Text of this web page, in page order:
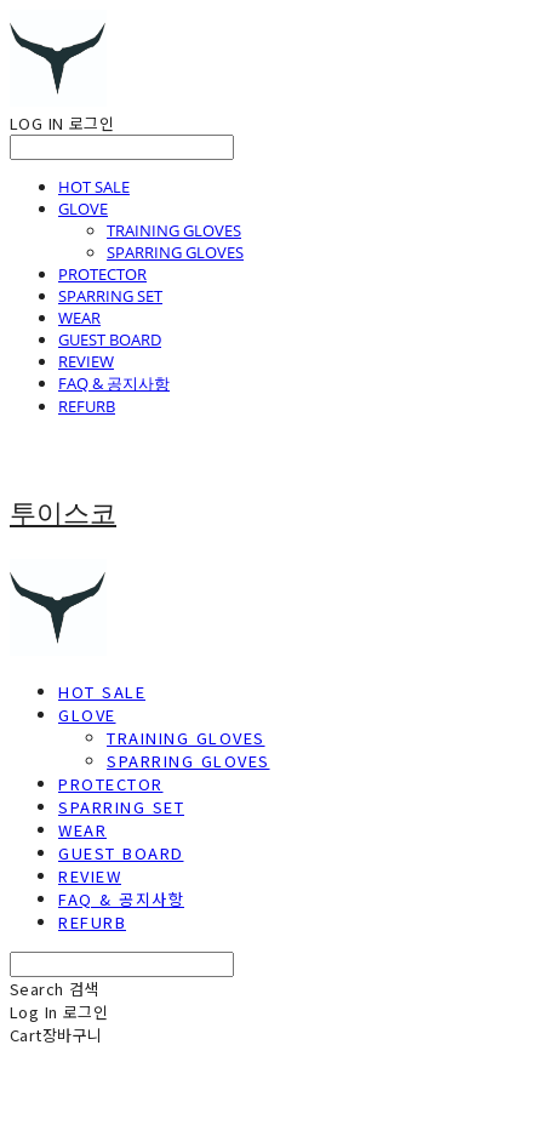
LOG IN 로그인
HOT SALE
GLOVE
TRAINING GLOVES
SPARRING GLOVES
PROTECTOR
SPARRING SET
WEAR
GUEST BOARD
REVIEW
FAQ & 공지사항
REFURB
투이스코
HOT SALE
GLOVE
TRAINING GLOVES
SPARRING GLOVES
PROTECTOR
SPARRING SET
WEAR
GUEST BOARD
REVIEW
FAQ & 공지사항
REFURB
Search 검색
Log In 로그인
Cart장바구니